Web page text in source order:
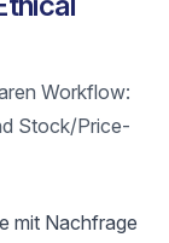
Workflow:
Stock/Price-
mit Nachfrage